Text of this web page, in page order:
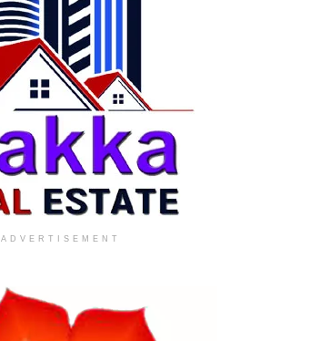
ADVERTISEMENT